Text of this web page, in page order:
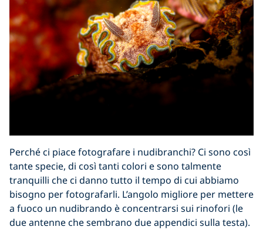
Perché ci piace fotografare i nudibranchi? Ci sono così
tante specie, di così tanti colori e sono talmente
tranquilli che ci danno tutto il tempo di cui abbiamo
bisogno per fotografarli. L’angolo migliore per mettere
a fuoco un nudibrando è concentrarsi sui rinofori (le
due antenne che sembrano due appendici sulla testa).